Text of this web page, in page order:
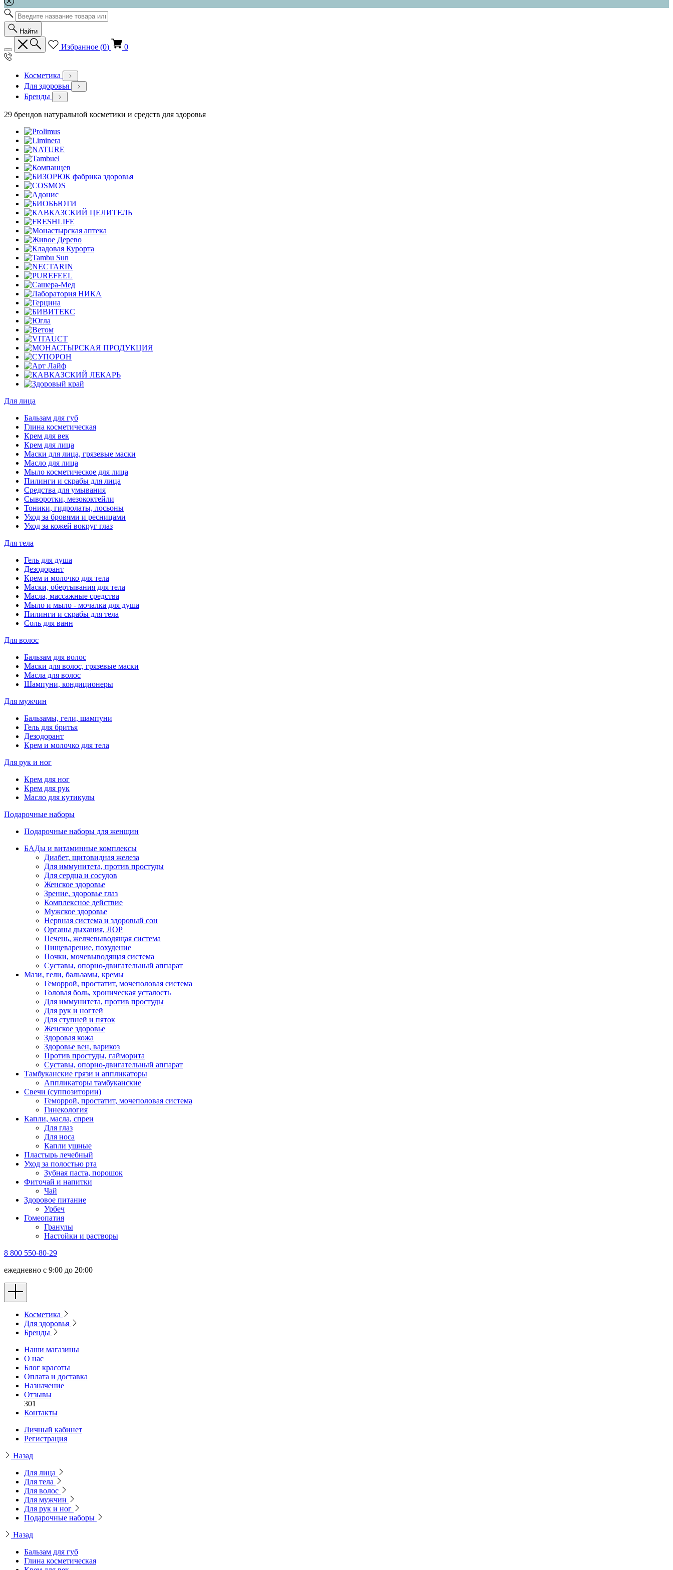
Найти
Избранное (0) 0
Косметика
Для здоровья
Бренды
29 брендов натуральной косметики и средств для здоровья
Для лица
Бальзам для губ
Глина косметическая
Крем для век
Крем для лица
Маски для лица, грязевые маски
Масло для лица
Мыло косметическое для лица
Пилинги и скрабы для лица
Средства для умывания
Сыворотки, мезококтейли
Тоники, гидролаты, лосьоны
Уход за бровями и ресницами
Уход за кожей вокруг глаз
Для тела
Гель для душа
Дезодорант
Крем и молочко для тела
Маски, обертывания для тела
Масла, массажные средства
Мыло и мыло - мочалка для душа
Пилинги и скрабы для тела
Соль для ванн
Для волос
Бальзам для волос
Маски для волос, грязевые маски
Масла для волос
Шампуни, кондиционеры
Для мужчин
Бальзамы, гели, шампуни
Гель для бритья
Дезодорант
Крем и молочко для тела
Для рук и ног
Крем для ног
Крем для рук
Масло для кутикулы
Подарочные наборы
Подарочные наборы для женщин
БАДы и витаминные комплексы
Диабет, щитовидная железа
Для иммунитета, против простуды
Для сердца и сосудов
Женское здоровье
Зрение, здоровье глаз
Комплексное действие
Мужское здоровье
Нервная система и здоровый сон
Органы дыхания, ЛОР
Печень, желчевыводящая система
Пищеварение, похудение
Почки, мочевыводящая система
Суставы, опорно-двигательный аппарат
Мази, гели, бальзамы, кремы
Геморрой, простатит, мочеполовая система
Головая боль, хроническая усталость
Для иммунитета, против простуды
Для рук и ногтей
Для ступней и пяток
Женское здоровье
Здоровая кожа
Здоровье вен, варикоз
Против простуды, гайморита
Суставы, опорно-двигательный аппарат
Тамбуканские грязи и аппликаторы
Аппликаторы тамбуканские
Свечи (суппозитории)
Геморрой, простатит, мочеполовая система
Гинекология
Капли, масла, спреи
Для глаз
Для носа
Капли ушные
Пластырь лечебный
Уход за полостью рта
Зубная паста, порошок
Фиточай и напитки
Чай
Здоровое питание
Урбеч
Гомеопатия
Гранулы
Настойки и растворы
8 800 550-80-29
ежедневно с 9:00 до 20:00
Косметика
Для здоровья
Бренды
Наши магазины
О нас
Блог красоты
Оплата и доставка
Назначение
Отзывы
301
Контакты
Личный кабинет
Регистрация
Назад
Для лица
Для тела
Для волос
Для мужчин
Для рук и ног
Подарочные наборы
Назад
Бальзам для губ
Глина косметическая